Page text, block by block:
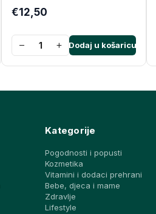
€12,50
− + Dodaj u košaricu
Kategorije
Pogodnosti i popusti
Kozmetika
Vitamini i dodaci prehrani
Bebe, djeca i mame
Zdravlje
Lifestyle